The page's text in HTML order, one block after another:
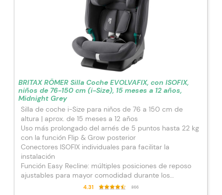
BRITAX RÖMER Silla Coche EVOLVAFIX, con ISOFIX,
niños de 76-150 cm (i-Size), 15 meses a 12 años,
Midnight Grey
Silla de coche i-Size para niños de 76 a 150 cm de
altura | aprox. de 15 meses a 12 años
Uso más prolongado del arnés de 5 puntos hasta 22 kg
con la función Flip & Grow posterior
Conectores ISOFIX individuales para facilitar la
instalación
Función Easy Recline: múltiples posiciones de reposo
ajustables para mayor comodidad durante los
4.31 866